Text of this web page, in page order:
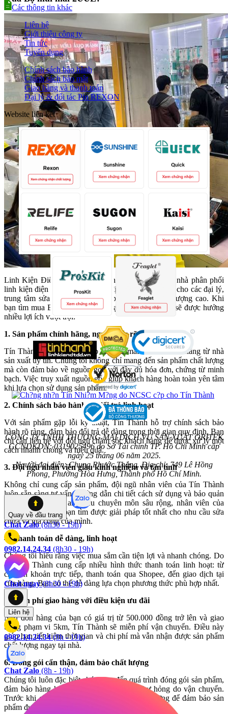
Linh Kiện Điện Thoại Tín Thành không chỉ là một nhà phân phối
linh kiện điện tử, mà còn là một địa chỉ tin cậy dành cho các đại lý,
trung tâm sửa chữa với các sản phẩm uy tín, chất lượng cao. Khi
bạn tìm mua Bộ mũi mài 2UUL tại Tín Thành, bạn sẽ được hưởng
nhiều lợi ích vượt trội:
1. Sản phẩm chính hãng, nguồn gốc rõ ràng
Tín Thành cam kết cung cấp Bộ mũi mài 2UUL chính hãng từ nhà
sản xuất uy tín. Chúng tôi không chỉ mang đến sản phẩm chất lượng
mà còn đảm bảo về nguồn gốc với đầy đủ hóa đơn, chứng từ minh
bạch. Việc truy xuất nguồn gốc giúp khách hàng hoàn toàn yên tâm
khi lựa chọn sử dụng sản phẩm.
2. Chính sách bảo hành và đổi trả linh hoạt
Với sản phẩm gặp lỗi kỹ thuật, Tín Thành hỗ trợ chính sách bảo
hành rõ ràng, đảm bảo đổi trả dễ dàng trong thời gian quy định. Bạn
chỉ cần liên hệ với đội ngũ chăm sóc khách hàng để được xử lý một
cách nhanh chóng và hiệu quả.
3. Đội ngũ nhân viên giàu kinh nghiệm và tận tình
Không chỉ cung cấp sản phẩm, đội ngũ nhân viên của Tín Thành
luôn sẵn sàng tư vấn, hướng dẫn chi tiết cách sử dụng và bảo quản
sản phẩm. Với sự am hiểu chuyên môn sâu rộng, nhân viên của
chúng tôi sẽ giúp bạn tìm được giải pháp tốt nhất cho nhu cầu sửa
chữa và gia công của mình.
4. Thanh toán dễ dàng, linh hoạt
Chúng tôi hiểu rằng việc mua sắm cần tiện lợi và nhanh chóng. Do
đó, Tín Thành cung cấp nhiều hình thức thanh toán linh hoạt: từ
chuyển khoản trực tiếp, thanh toán qua Shopee, đến giao dịch tại
cửa hàng. Bạn có thể dễ dàng lựa chọn phương thức phù hợp nhất.
5. Miễn phí giao hàng với điều kiện ưu đãi
Nếu đơn hàng của bạn có giá trị từ 500.000 đồng trở lên và giao
trong phạm vi 5km, Tín Thành sẽ miễn phí vận chuyển. Điều này
giúp bạn tiết kiệm thời gian và chi phí mà vẫn nhận được sản phẩm
chất lượng ngay tại nhà.
6. Đóng gói cẩn thận, đảm bảo chất lượng
Chúng tôi luôn đặc biệt chú trọng đến quá trình đóng gói sản phẩm,
đảm bảo hàng hóa đến tay bạn không bị hư hỏng do vận chuyển.
Trước khi gửi hàng, Tín Thành kiểm tra kỹ lưỡng để đảm bảo sản
phẩm được đóng gói chắc chắn, bảo vệ tối đa.
Các thông tin khác
Liên hệ
Giới thiệu công ty
Tin tức
Tuyển dụng
Chính sách bảo hành
Chính sách bảo mật
Giao hàng và thanh toán
Đại lý & đối tác Pin REXON
Website liên kết
CÔNG TY TNHH THƯƠNG MẠI DỊCH VỤ SẢN XUẤT ORITEK
GCNDKDN: 0319025496 do Sở Tài chính TP. Hồ Chí Minh cấp
ngày 25 tháng 06 năm 2025.
Người đại diện: Chung Phước Thắng. Địa chỉ: 749 Lê Hồng
Phong, Phường Hòa Hưng, Thành phố Hồ Chí Minh.
Quay về đầu trang
Chat Zalo (8h30 - 19h)
0982.14.24.34 (8h30 - 19h)
Chat ngay (8h30 - 19h)
Liên hệ
0982.14.24.34 (8h - 19h)
Chat Zalo (8h - 19h)